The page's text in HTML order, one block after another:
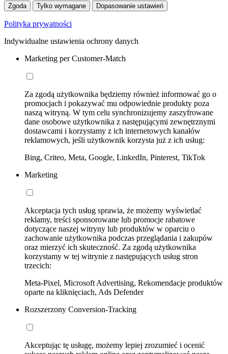
Zgoda Tylko wymagane Dopasowanie ustawień
Polityka prywatności
Indywidualne ustawienia ochrony danych
Marketing per Customer-Match
Za zgodą użytkownika będziemy również informować go o
promocjach i pokazywać mu odpowiednie produkty poza
naszą witryną. W tym celu synchronizujemy zaszyfrowane
dane osobowe użytkownika z następującymi zewnętrznymi
dostawcami i korzystamy z ich internetowych kanałów
reklamowych, jeśli użytkownik korzysta już z ich usług:
Bing, Criteo, Meta, Google, LinkedIn, Pinterest, TikTok
Marketing
Akceptacja tych usług sprawia, że możemy wyświetlać
reklamy, treści sponsorowane lub promocje rabatowe
dotyczące naszej witryny lub produktów w oparciu o
zachowanie użytkownika podczas przeglądania i zakupów
oraz mierzyć ich skuteczność. Za zgodą użytkownika
korzystamy w tej witrynie z następujących usług stron
trzecich:
Meta-Pixel, Microsoft Advertising, Rekomendacje produktów
oparte na kliknięciach, Ads Defender
Rozszerzony Conversion-Tracking
Akceptując tę usługę, możemy lepiej zrozumieć i ocenić